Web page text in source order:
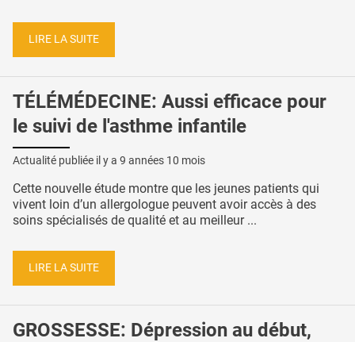
LIRE LA SUITE
TÉLÉMÉDECINE: Aussi efficace pour
le suivi de l'asthme infantile
Actualité publiée il y a 9 années 10 mois
Cette nouvelle étude montre que les jeunes patients qui
vivent loin d’un allergologue peuvent avoir accès à des
soins spécialisés de qualité et au meilleur ...
LIRE LA SUITE
GROSSESSE: Dépression au début,